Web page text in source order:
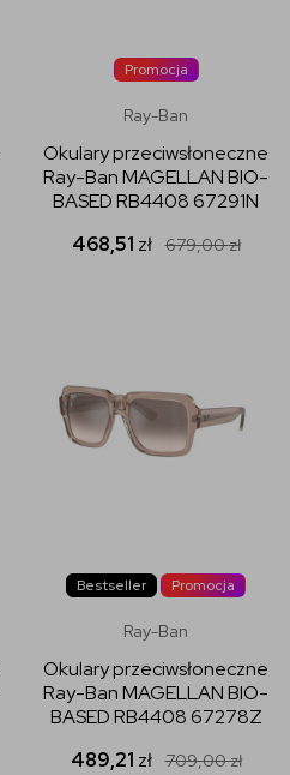
Promocja
Ray-Ban
Okulary przeciwsłoneczne
Ray-Ban MAGELLAN BIO-
BASED RB4408 67291N
468,51 zł 679,00zł
Bestseller Promocja
Ray-Ban
Okulary przeciwsłoneczne
Ray-Ban MAGELLAN BIO-
BASED RB4408 67278Z
489,21 zł 709,00zł